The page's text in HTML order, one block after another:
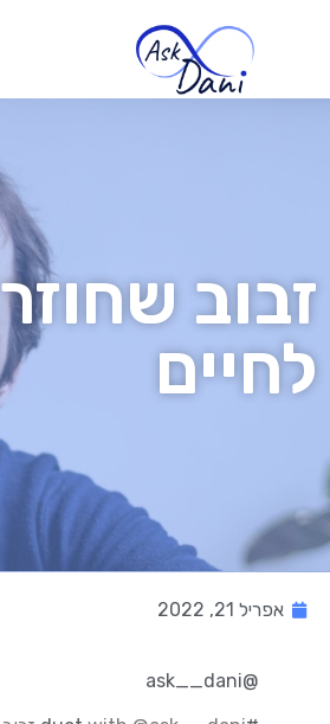
זבוב שחוזר
לחיים
אפריל 21, 2022
@ask__dani